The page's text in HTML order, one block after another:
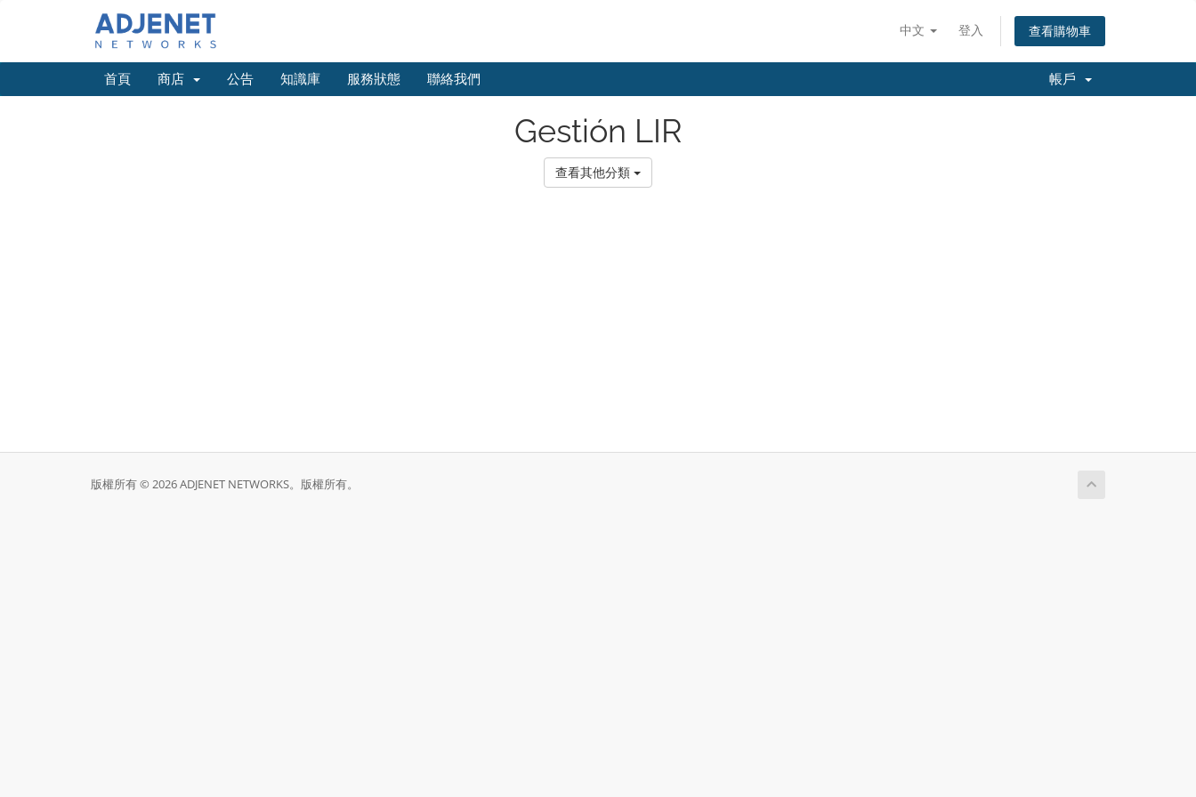
中文 登入 查看購物車
首頁 商店 公告 知識庫 服務狀態 聯絡我們 帳戶
Gestión LIR
查看其他分類
版權所有 © 2026 ADJENET NETWORKS。版權所有。